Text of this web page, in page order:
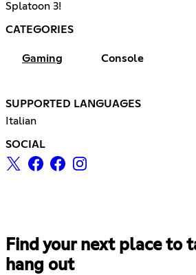
Splatoon 3!
CATEGORIES
Gaming Console
SUPPORTED LANGUAGES
Italian
SOCIAL
Find your next place to
hang out